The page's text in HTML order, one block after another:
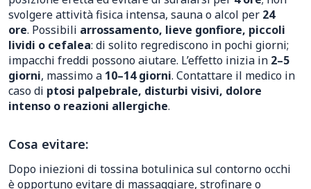
svolgere attività fisica intensa, sauna o alcol per 24
ore. Possibili arrossamento, lieve gonfiore, piccoli
lividi o cefalea: di solito regrediscono in pochi giorni;
impacchi freddi possono aiutare. L’effetto inizia in 2–5
giorni, massimo a 10–14 giorni. Contattare il medico in
caso di ptosi palpebrale, disturbi visivi, dolore
intenso o reazioni allergiche.
Cosa evitare:
Dopo iniezioni di tossina botulinica sul contorno occhi
è opportuno evitare di massaggiare, strofinare o